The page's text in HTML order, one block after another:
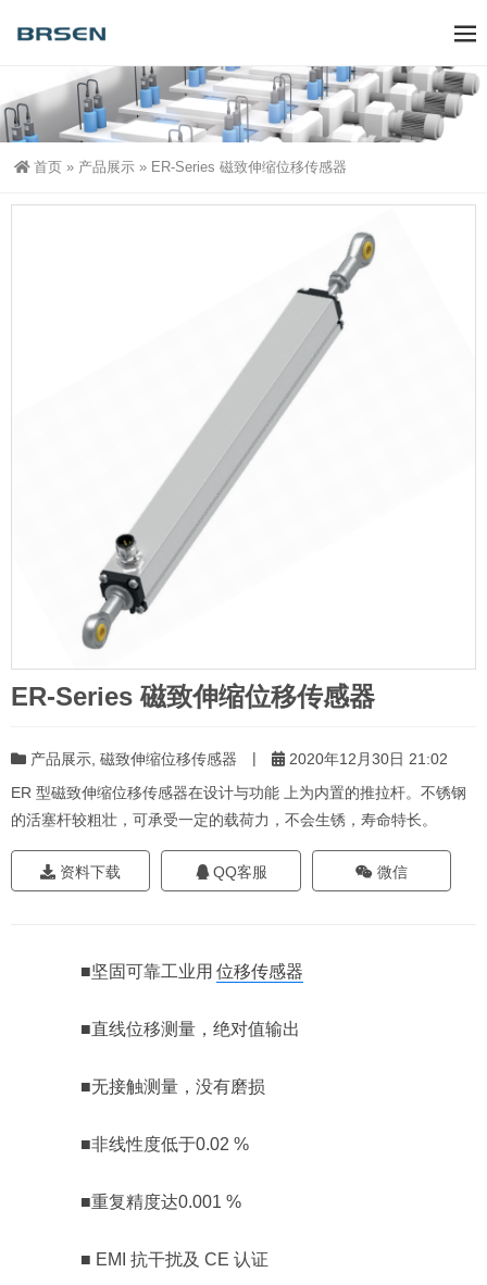
首页 » 产品展示 » ER-Series 磁致伸缩位移传感器
ER-Series 磁致伸缩位移传感器
产品展示 磁致伸缩位移传感器 |
2020年12月30日 21:02
ER 型磁致伸缩位移传感器在设计与功能 上为内置的推拉杆。不锈钢
的活塞杆较粗壮，可承受一定的载荷力，不会生锈，寿命特长。
资料下载 QQ客服 微信
■坚固可靠工业用 位移传感器
■直线位移测量，绝对值输出
■无接触测量，没有磨损
■非线性度低于0.02 %
■重复精度达0.001 %
■ EMI 抗干扰及 CE 认证